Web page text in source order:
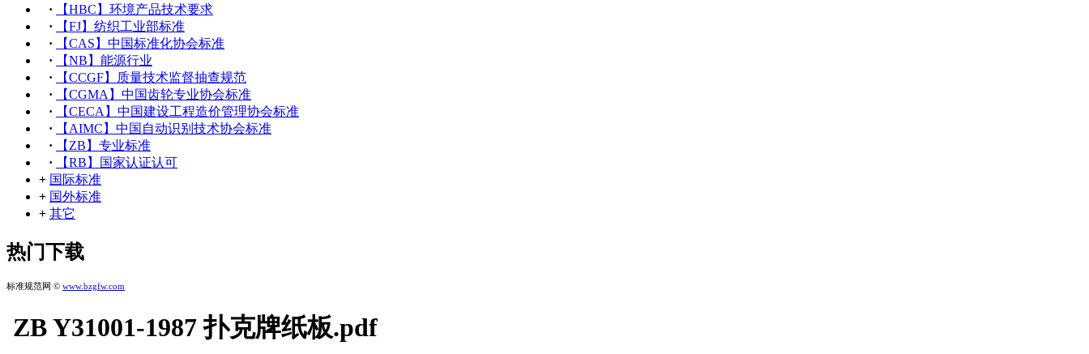
·
【HBC】环境产品技术要求
·
【FJ】纺织工业部标准
·
【CAS】中国标准化协会标准
·
【NB】能源行业
·
【CCGF】质量技术监督抽查规范
·
【CGMA】中国齿轮专业协会标准
·
【CECA】中国建设工程造价管理协会标准
·
【AIMC】中国自动识别技术协会标准
·
【ZB】专业标准
·
【RB】国家认证认可
+ 国际标准
+ 国外标准
+ 其它
热门下载
标准规范网 © www.bzgfw.com
ZB Y31001-1987 扑克牌纸板.pdf